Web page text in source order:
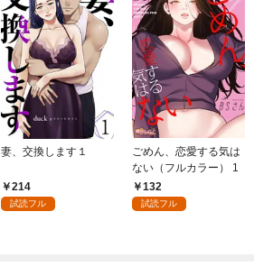
妻、交換します１
214
試読フル
ごめん、恋愛する気は
ない（フルカラー） 1
132
試読フル